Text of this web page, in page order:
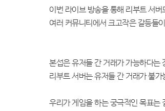
이번 라이브 방송을 통해 리부트 서
여러 커뮤니티에서 크고작은 갈등들
본섭은 유저들 간 거래가 가능하다는
리부트 서버는 유저들 간 거래가 불
우리가 게임을 하는 궁극적인 목표는